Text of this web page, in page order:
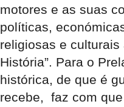
motores e as suas
políticas,
religiosas e
História”. Para o
histórica, de que é
recebe, faz com